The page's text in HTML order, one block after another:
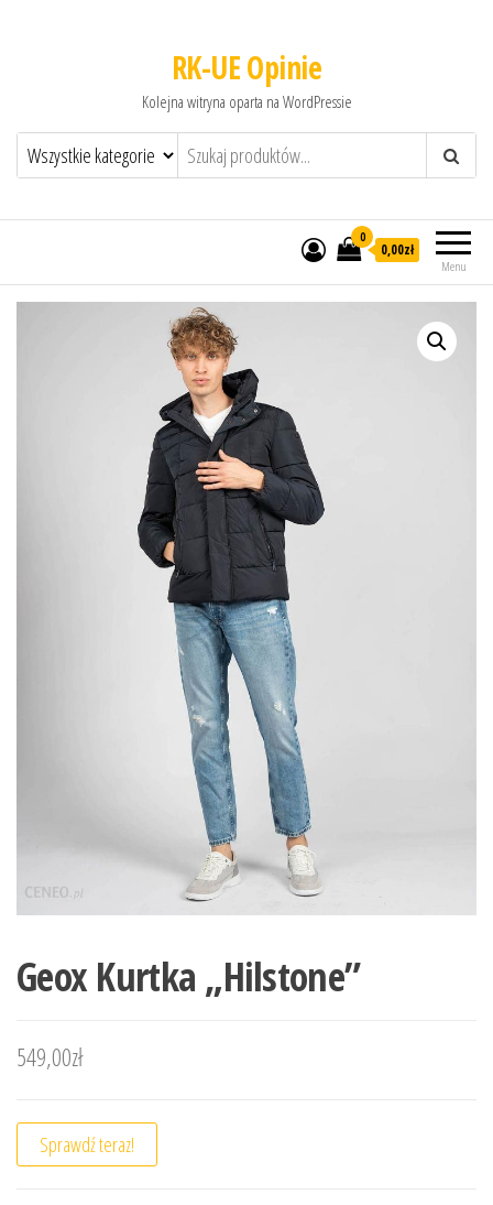
RK-UE Opinie
Kolejna witryna oparta na WordPressie
Menu
0
0,00zł
Geox Kurtka „Hilstone”
549,00zł
Sprawdź teraz!